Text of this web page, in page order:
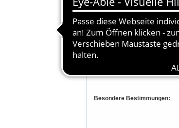
Teilnahmeberechtigung:
Besondere Bestimmungen: